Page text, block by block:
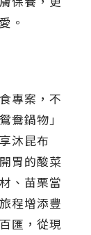
。
專案，不
鴦鍋物」
沐昆布
胃的酸菜
、苗栗當
程增添豐
匯，從現